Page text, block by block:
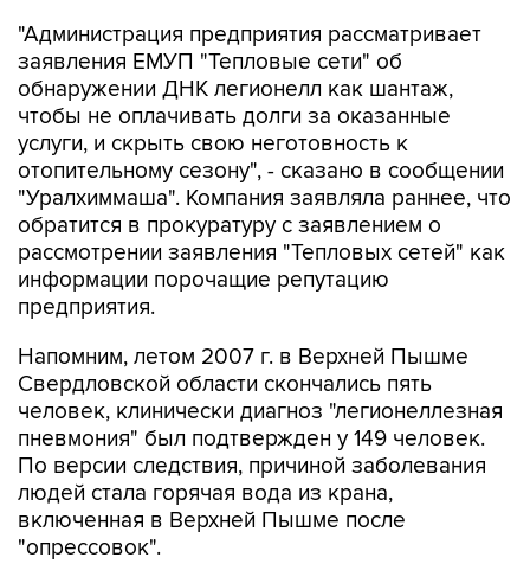
"Администрация предприятия рассматривает
заявления ЕМУП "Тепловые сети" об
обнаружении ДНК легионелл как шантаж,
чтобы не оплачивать долги за оказанные
услуги, и скрыть свою неготовность к
отопительному сезону", - сказано в сообщении
"Уралхиммаша". Компания заявляла раннее, что
обратится в прокуратуру с заявлением о
рассмотрении заявления "Тепловых сетей" как
информации порочащие репутацию
предприятия.
Напомним, летом 2007 г. в Верхней Пышме
Свердловской области скончались пять
человек, клинически диагноз "легионеллезная
пневмония" был подтвержден у 149 человек.
По версии следствия, причиной заболевания
людей стала горячая вода из крана,
включенная в Верхней Пышме после
"опрессовок".